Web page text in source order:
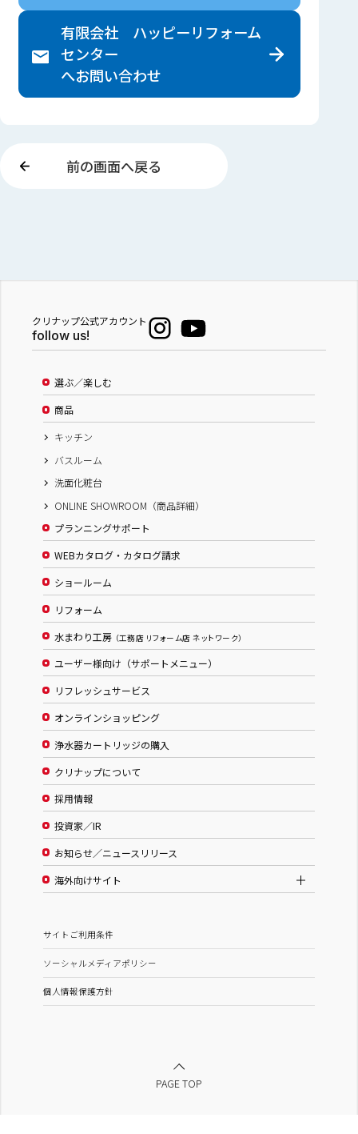
有限会社 ハッピーリフォーム
センター
へお問い合わせ
前の画面へ戻る
クリナップ公式アカウント
follow us!
選ぶ／楽しむ
商品
キッチン
バスルーム
洗面化粧台
ONLINE SHOWROOM（商品詳細）
プランニングサポート
WEBカタログ・カタログ請求
ショールーム
リフォーム
水まわり工房 （工務店 リフォーム店 ネットワーク）
ユーザー様向け（サポートメニュー）
リフレッシュサービス
オンラインショッピング
浄水器カートリッジの購入
クリナップについて
採用情報
投資家／IR
お知らせ／ニュースリリース
海外向けサイト
サイトご利用条件
ソーシャルメディアポリシー
個人情報保護方針
PAGE TOP